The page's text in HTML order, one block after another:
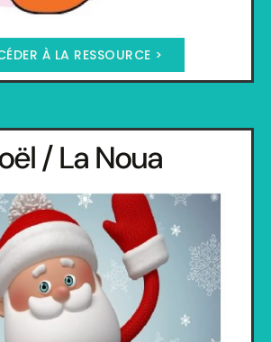
À LA RESSOURCE >
/ La Noua